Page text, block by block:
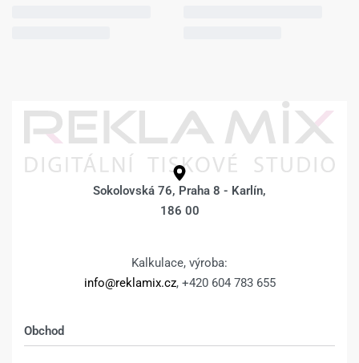
Sokolovská 76, Praha 8 - Karlín,
186 00
Kalkulace, výroba:
info@reklamix.cz, +420 604 783 655
Obchod